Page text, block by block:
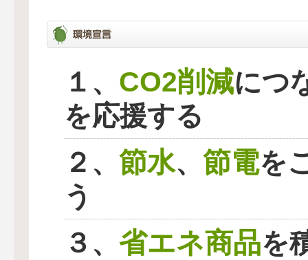
１、 CO2削減につ
を応援する
２、 節水、 節電を
う
３、 省エネ商品を